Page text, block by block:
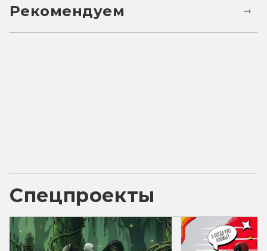
Рекомендуем
Спецпроекты